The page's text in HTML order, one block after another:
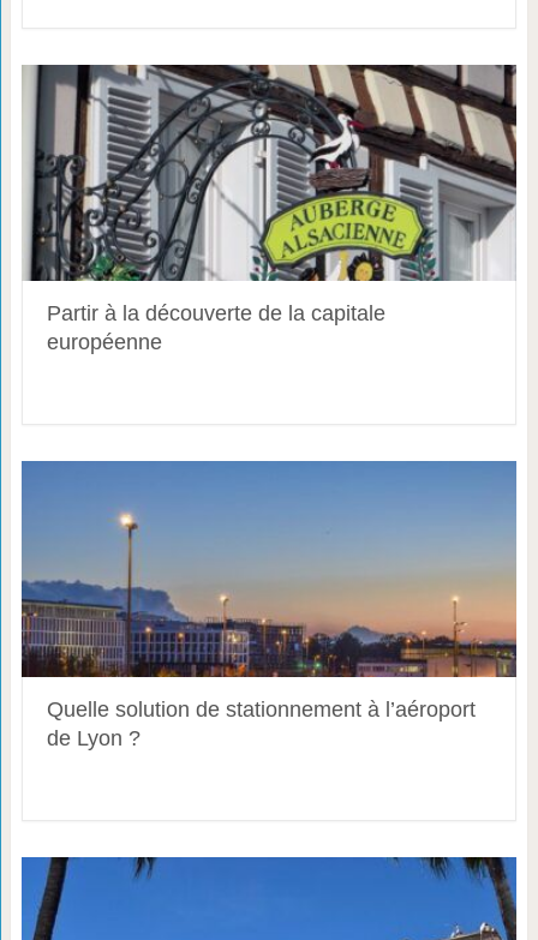
Partir à la découverte de la capitale
européenne
Quelle solution de stationnement à l’aéroport
de Lyon ?